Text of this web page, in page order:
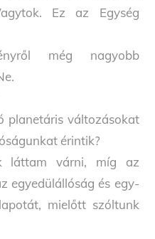
Ez az Egység
még nagyobb
planetáris változásokat
érintik?
láttam várni, míg az
egyedülállóság és egy-
mielőtt szóltunk